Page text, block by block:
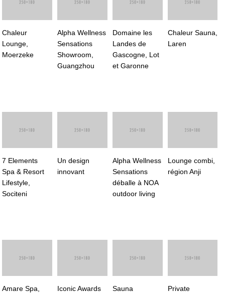
Chaleur
Lounge,
Moerzeke
Alpha Wellness
Sensations
Showroom,
Guangzhou
Domaine les
Landes de
Gascogne, Lot
et Garonne
Chaleur Sauna,
Laren
7 Elements
Spa & Resort
Lifestyle,
Sociteni
Un design
innovant
Alpha Wellness
Sensations
déballe à NOA
outdoor living
Lounge combi,
région Anji
Amare Spa,
Iconic Awards
Sauna
Private